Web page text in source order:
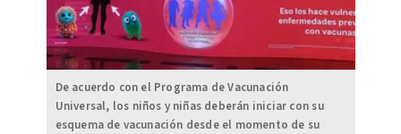
De acuerdo con el Programa de Vacunación
Universal, los niños y niñas deberán iniciar con su
esquema de vacunación desde el momento de su